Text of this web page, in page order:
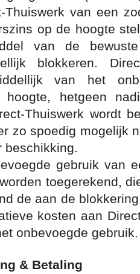
Thuiswerk van een
op de hoogte
van de
blokkeren.
van het
hetgeen
Thuiswerk wordt
zo spoedig mogelijk
beschikking.
gebruik van
toegerekend,
de aan de
kosten aan
onbevoegde gebruik.
& Betaling